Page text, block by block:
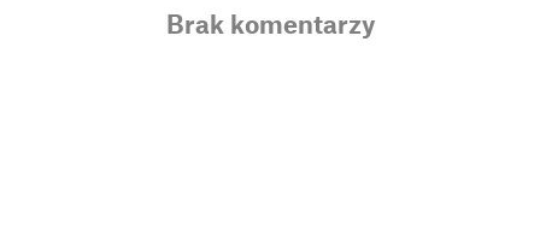
Brak komentarzy